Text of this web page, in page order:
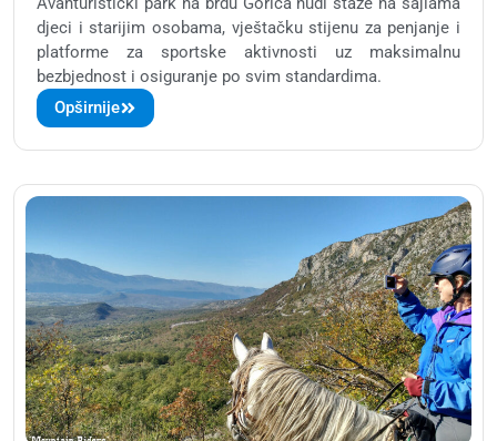
djeci i starijim osobama, vještačku stijenu za penjanje i
platforme za sportske aktivnosti uz maksimalnu
bezbjednost i osiguranje po svim standardima.
Opširnije